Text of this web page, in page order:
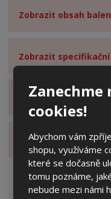
Zanechme
cookies!
Abychom vám
shopu, využíváme
které se dočasně
tomu poznáme,
nebude mezi námi
Zobrazit obsah
Zobrazit
Zobrazit hodnocení
Zobrazit